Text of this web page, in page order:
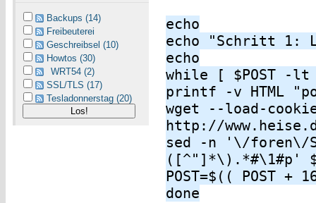
Backups (14)
Freibeuterei
Geschreibsel (10)
Howtos (30)
WRT54 (2)
SSL/TLS (17)
Tesladonnerstag (20)
echo
echo "Schritt 1:
echo
while [ $POST -lt
printf -v HTML
wget --load-cookies
http://
sed -n '\/foren\/
([^"]*\).*#\1#p'
POST=$(( POST +
done